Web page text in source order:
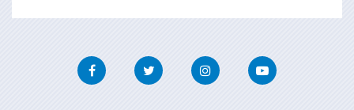
FacebookTwitter InstagramYoutube